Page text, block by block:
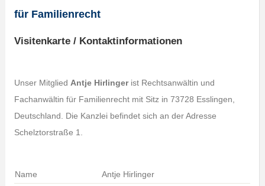
für Familienrecht
Visitenkarte / Kontaktinformationen
Unser Mitglied Antje Hirlingerist Rechtsanwältin und
Fachanwältin für Familienrecht mit Sitz in 73728 Esslingen,
Deutschland. Die Kanzlei befindet sich an der Adresse
Schelztorstraße 1.
Name
Antje Hirlinger